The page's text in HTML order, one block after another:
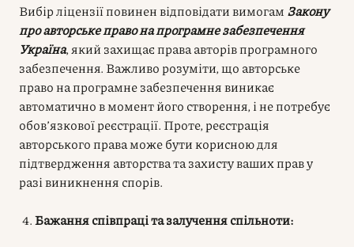
Вибір ліцензії повинен відповідати вимогам Закону
про авторське право на програмне забезпечення
Україна, який захищає права авторів програмного
забезпечення. Важливо розуміти, що авторське
право на програмне забезпечення виникає
автоматично в момент його створення, і не потребує
обов’язкової реєстрації. Проте, реєстрація
авторського права може бути корисною для
підтвердження авторства та захисту ваших прав у
разі виникнення спорів.
Бажання співпраці та залучення спільноти: